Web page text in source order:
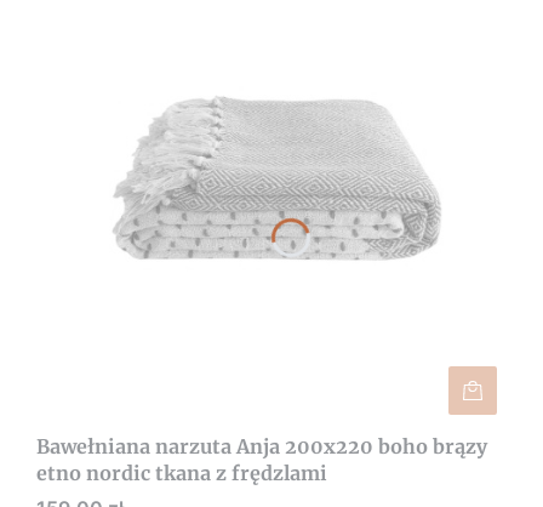
Bawełniana narzuta Anja 200x220 boho brązy
etno nordic tkana z frędzlami